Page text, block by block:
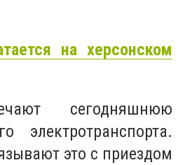
на херсонском
сегодняшнюю
электротранспорта.
это с приездом